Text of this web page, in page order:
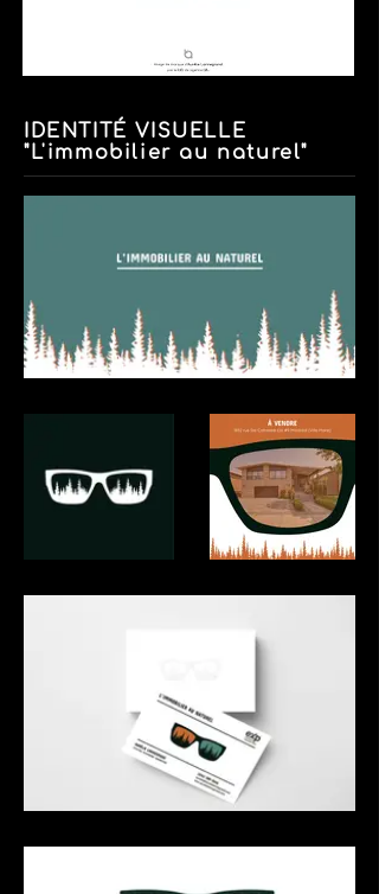
IDENTITÉ VISUELLE
"L'immobilier au naturel"